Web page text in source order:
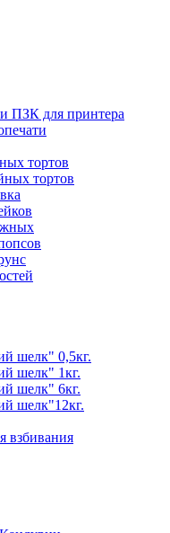
ПЗК для принтера
тортов
тортов
шелк" 0,5кг.
шелк" 1кг.
шелк" 6кг.
шелк"12кг.
взбивания